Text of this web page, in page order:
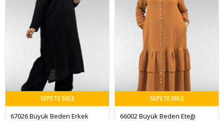
SEPETE EKLE
67026 Büyük Beden Erkek
SEPETE EKLE
66002 Büyük Beden Eteği